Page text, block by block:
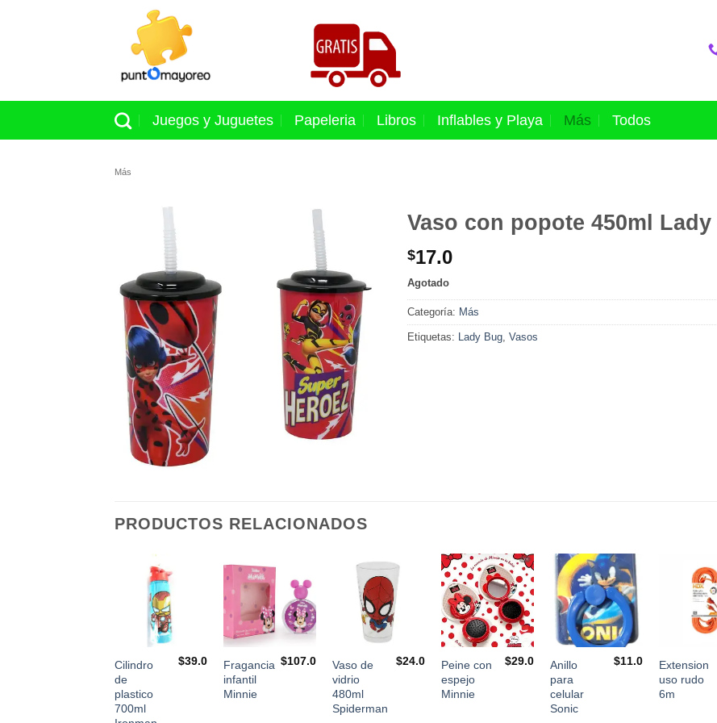
Juegos y Juguetes Papeleria Libros Inflables y Playa Más Todos
Más
Vaso con popote 450ml Lady
$17.0
Agotado
Categoría: Más
Etiquetas: Lady Bug,Vasos
PRODUCTOS RELACIONADOS
Cilindro
de
plastico
700ml
$39.0
Fragancia
infantil
Minnie
$107.0
Vaso de
vidrio
480ml
Spiderman
$24.0
Peine con
espejo
Minnie
$29.0
Anillo
para
celular
Sonic
$11.0
Extension
uso rudo
6m